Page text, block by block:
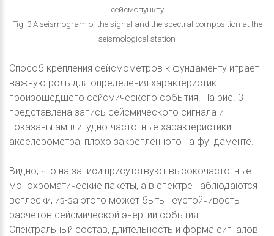
сейсмопункту
Fig. 3 A seismogram of the signal and the spectral composition at the
seismological station
Способ крепления сейсмометров к фундаменту играет
важную роль для определения характеристик
произошедшего сейсмического события. На рис. 3
представлена запись сейсмического сигнала и
показаны амплитудно-частотные характеристики
акселерометра, плохо закрепленного на фундаменте.
Видно, что на записи присутствуют высокочастотные
монохроматические пакеты, а в спектре наблюдаются
всплески, из-за этого может быть неустойчивость
расчетов сейсмической энергии события.
Спектральный состав, длительность и форма сигналов